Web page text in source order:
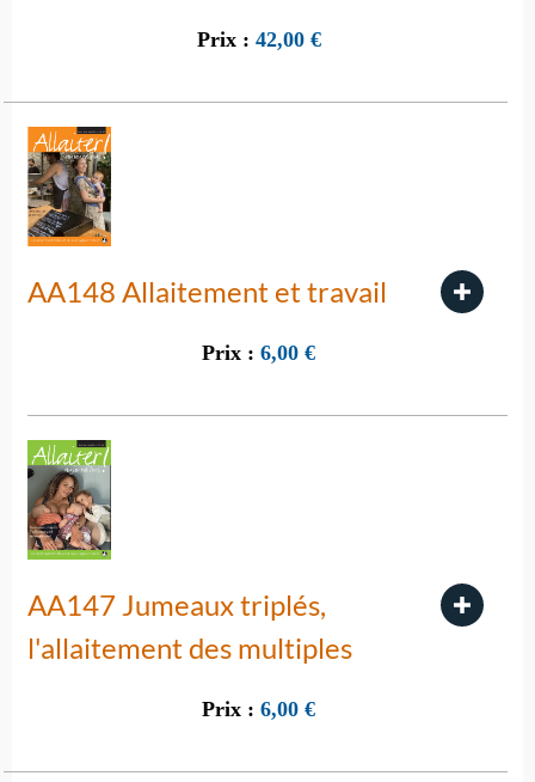
Prix : 42,00 €
AA148 Allaitement et travail
Prix : 6,00 €
AA147 Jumeaux triplés,
l'allaitement des multiples
Prix : 6,00 €